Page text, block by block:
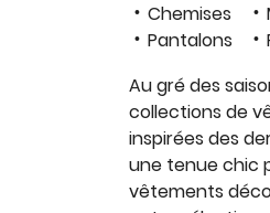
Chemises
Pantalons
Au gré des
collections de
inspirées des
une tenue chic
vêtements